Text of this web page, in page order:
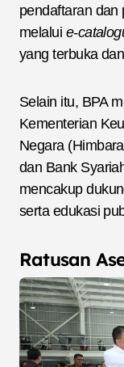
pendaftaran dan
melalui e-
yang terbuka
Selain itu, BPA
Kementerian
Negara
dan Bank
mencakup
serta edukasi
Ratusan